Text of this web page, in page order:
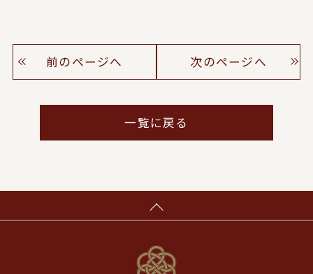
前のページへ 次のページへ
一覧に戻る